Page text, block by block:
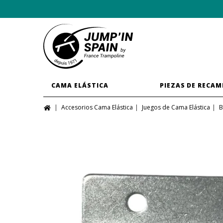
CAMA ELÁSTICA PIEZAS DE
Accesorios Cama Elástica Juegos de Cama Elástica